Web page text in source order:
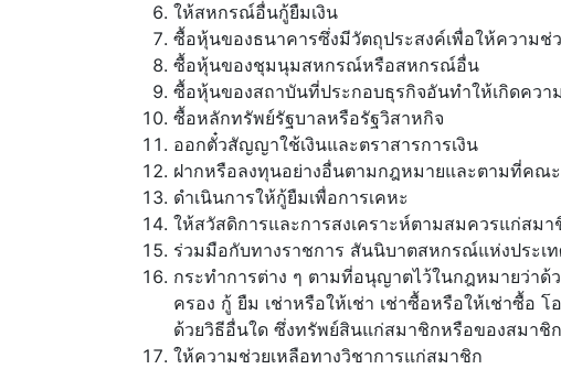
ให้สหกรณ์อื่นกู้ยืมเงิน
ซื้อหุ้นของธนาคารซึ่งมีวัตถุประสงค์เพื่อให้ความช่
ซื้อหุ้นของชุมนุมสหกรณ์หรือสหกรณ์อื่น
ซื้อหุ้นของสถาบันที่ประกอบธุรกิจอันทำให้เกิดคว
ซื้อหลักทรัพย์รัฐบาลหรือรัฐวิสาหกิจ
ออกตั๋วสัญญาใช้เงินและตราสารการเงิน
ฝากหรือลงทุนอย่างอื่นตามกฎหมายและตามที่ค
ดำเนินการให้กู้ยืมเพื่อการเคหะ
ให้สวัสดิการและการสงเคราะห์ตามสมควรแก่สม
ร่วมมือกับทางราชการ สันนิบาตสหกรณ์แห่งประ
กระทำการต่าง ๆ ตามที่อนุญาตไว้ในกฎหมายว่า
ครอง กู้ ยืม เช่าหรือให้เช่า เช่าซื้อหรือให้เช่าซื้อ
ด้วยวิธีอื่นใด ซึ่งทรัพย์สินแก่สมาชิกหรือของสมาชิก
ให้ความช่วยเหลือทางวิชาการแก่สมาชิก